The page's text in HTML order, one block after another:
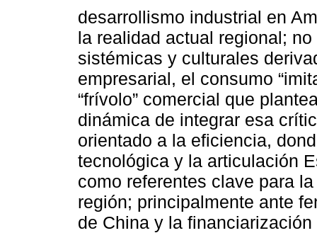
desarrollismo industrial en
la realidad actual regional;
sistémicas y culturales
empresarial, el consumo
“frívolo” comercial que
dinámica de integrar esa
orientado a la eficiencia,
tecnológica y la articulación
como referentes clave para
región; principalmente ante
de China y la